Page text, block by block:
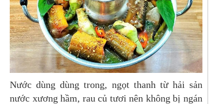
Nước dùng dùng trong, ngọt thanh từ hải sản
nước xương hầm, rau củ tươi nên không bị ngán